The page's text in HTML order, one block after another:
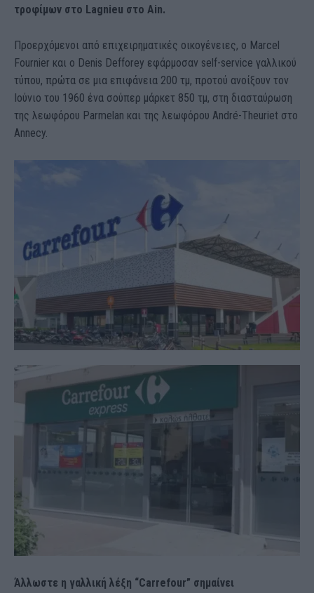
τροφίμων στο Lagnieu στο Ain.
Προερχόμενοι από επιχειρηματικές οικογένειες, ο Marcel
Fournier και ο Denis Defforey εφάρμοσαν self-service γαλλικού
τύπου, πρώτα σε μια επιφάνεια 200 τμ, προτού ανοίξουν τον
Ιούνιο του 1960 ένα σούπερ μάρκετ 850 τμ, στη διασταύρωση
της λεωφόρου Parmelan και της λεωφόρου André-Theuriet στο
Annecy.
Άλλωστε η γαλλική λέξη “Carrefour” σημαίνει